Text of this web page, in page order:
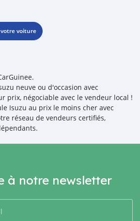
voiture
neuve ou d'occasion avec
prix, négociable avec le vendeur local !
Isuzu au prix le moins cher avec
réseau de vendeurs certifiés,
à notre newsletter